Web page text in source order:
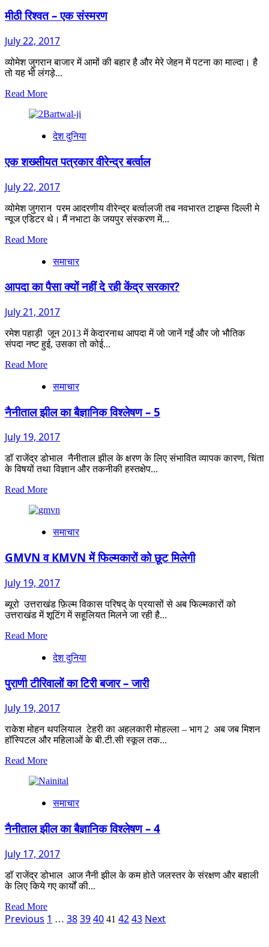
छोटा
सा
मोहोली
मीठी रिश्वत – एक संस्मरण
July 22, 2017
व्योमेश जुगरान बाजार में आमों की बहार है और मेरे जेहन में पटना का माल्दा। है
तो यह भी लंगड़े...
Read MoreRead
about
रिश्वत
एक
संस्मरण
देश दुनिया
एक शख्सीयत पत्रकार वीरेन्द्र बर्त्वाल
July 22, 2017
व्योमेश जुगरान परम आदरणीय वीरेन्द्र बर्त्वालजी तब नवभारत टाइम्स दिल्ली मे
न्यूज एडिटर थे। मैं नभाटा के जयपुर संस्करण में...
Read MoreRead
about
शख्सीयत
पत्रकार
बर्त्वाल
समाचार
आपदा का पैसा क्यों नहीं दे रही केंद्र सरकार?
July 21, 2017
रमेश पहाड़ी जून 2013 में केदारनाथ आपदा में जो जानें गईं और जो भौतिक
संपदा नष्ट हुई, उसका तो कोई...
Read MoreRead
about
का
पैसा
नहीं
रही
केंद्र
समाचार
नैनीताल झील का बैज्ञानिक विश्लेषण – 5
July 19, 2017
डॉ राजेंद्र डोभाल नैनीताल झील के क्षरण के लिए संभावित व्यापक कारण, चिंता
के विषयों तथा विज्ञान और तकनीकी हस्तक्षेप...
Read MoreRead
about
झील
बैज्ञानिक
विश्लेषण
5
समाचार
GMVN व KMVN में फिल्मकारों को छूट मिलेगी
July 19, 2017
ब्यूरो उत्तराखंड फ़िल्म विकास परिषद् के प्रयासों से अब फिल्मकारों को
उत्तराखंड में शूटिंग में सहूलियत मिलने जा रही है...
Read MoreRead
about
GMVN
व
KMVN
फिल्मकारों
छूट
मिलेगी
देश दुनिया
पुराणी टीरिवालों का टिरी बजार – जारी
July 19, 2017
राकेश मोहन थपलियाल टेहरी का अहलकारी मोहल्ला – भाग 2 अब जब मिशन
हॉस्पिटल और महिलाओं के बी.टी.सी स्कूल तक...
Read MoreRead
about
टीरिवालों
टिरी
बजार
जारी
समाचार
नैनीताल झील का बैज्ञानिक विश्लेषण – 4
July 17, 2017
डॉ राजेंद्र डोभाल आज नैनी झील के कम होते जलस्तर के संरक्षण और बहाली
के लिए किये गए कार्यों की...
Read MoreRead
more
Posts
Previous 1 … 383940 41 4243 Next